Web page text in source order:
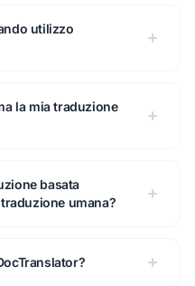
utilizzo
la mia traduzione
basata
umana?